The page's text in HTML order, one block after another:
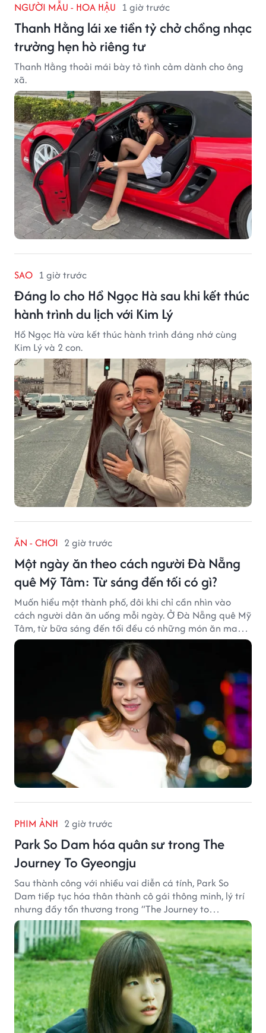
NGƯỜI MẪU - HOA HẬU 1 giờ trước
Thanh Hằng lái xe tiền tỷ chở chồng nhạc
trưởng hẹn hò riêng tư
Thanh Hằng thoải mái bày tỏ tình cảm dành cho ông
xã.
SAO 1 giờ trước
Đáng lo cho Hồ Ngọc Hà sau khi kết thúc
hành trình du lịch với Kim Lý
Hồ Ngọc Hà vừa kết thúc hành trình đáng nhớ cùng
Kim Lý và 2 con.
ĂN - CHƠI 2 giờ trước
Một ngày ăn theo cách người Đà Nẵng
quê Mỹ Tâm: Từ sáng đến tối có gì?
Muốn hiểu một thành phố, đôi khi chỉ cần nhìn vào
cách người dân ăn uống mỗi ngày. Ở Đà Nẵng quê Mỹ
Tâm, từ bữa sáng đến tối đều có những món ăn mang
đậm dấu ấn miền Trung.
PHIM ẢNH 2 giờ trước
Park So Dam hóa quân sư trong The
Journey To Gyeongju
Sau thành công với nhiều vai diễn cá tính, Park So
Dam tiếp tục hóa thân thành cô gái thông minh, lý trí
nhưng đầy tổn thương trong “The Journey to
Gyeongju”.